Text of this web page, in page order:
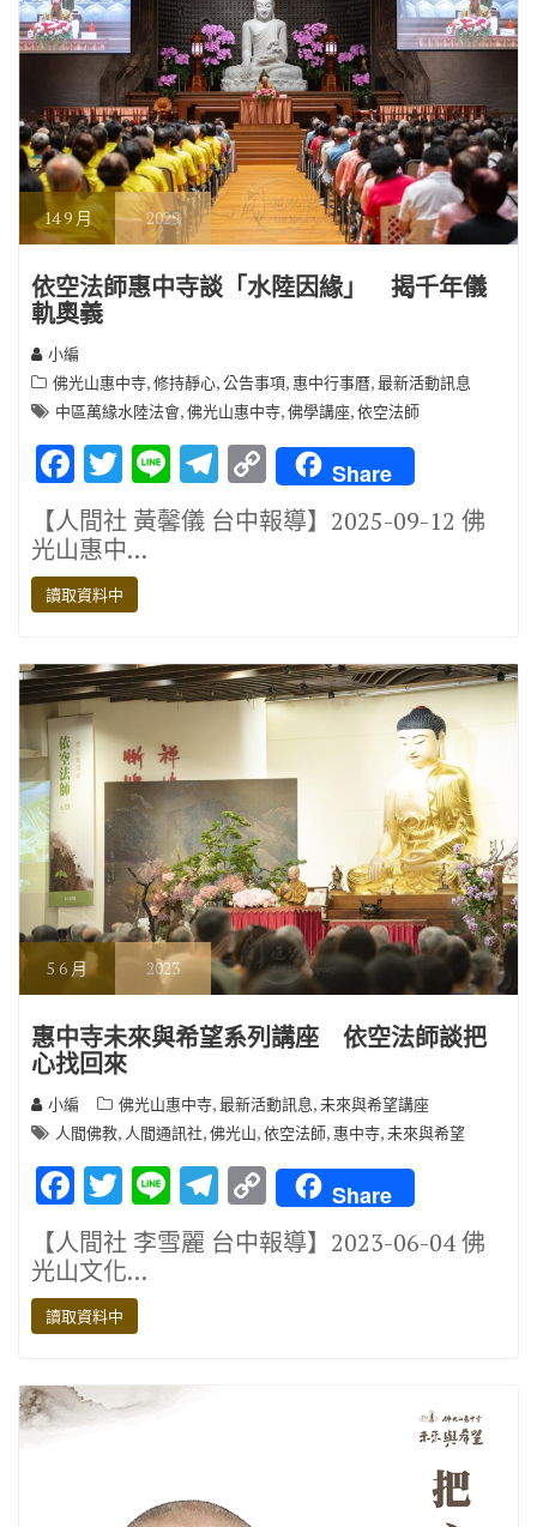
149 月 2025
依空法師惠中寺談「水陸因緣」 揭千年儀
軌奧義
小編
佛光山惠中寺,修持靜心,公告事項, 惠中行事曆,最新活動訊息
中區萬緣水陸法會,佛光山惠中寺,佛學講座,依空法師
F
ac
e
b
o
o
k
T
w
it
te
r
Li
n
e
T
el
e
m
C
o
p
n
k
Share
【人間社 黃馨儀 台中報導】2025-09-12 佛
光山惠中…
讀取資料中
5 6 月 2023
惠中寺未來與希望系列講座 依空法師談把
心找回來
小編 佛光山惠中寺,最新活動訊息,未來與希望講座
人間佛教, 人間通訊社,佛光山,依空法師, 惠中寺,未來與希望
F
ac
e
b
o
o
k
T
w
it
te
r
Li
n
e
T
el
e
C
o
p
Share
【人間社 李雪麗 台中報導】2023-06-04 佛
光山文化…
讀取資料中